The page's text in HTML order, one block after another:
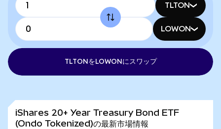
TLTON
LOWON
TLTONをLOWONにスワップ
iShares 20+ Year Treasury Bond ETF
(Ondo Tokenized)の最新市場情報